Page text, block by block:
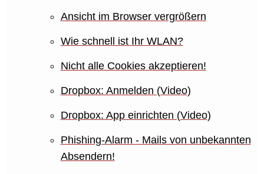
Ansicht im Browser vergrößern
Wie schnell ist Ihr WLAN?
Nicht alle Cookies akzeptieren!
Dropbox: Anmelden (Video)
Dropbox: App einrichten (Video)
Phishing-Alarm - Mails von unbekannten
Absendern!